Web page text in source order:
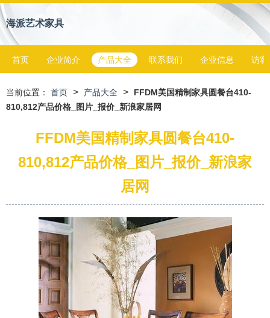
海派艺术家具
首页 企业简介 产品大全 联系我们 企业信息 访客
当前位置： 首页 > 产品大全 >
FFDM美国精制家具圆餐台410-
810,812产品价格_图片_报价_新浪家居网
FFDM美国精制家具圆餐台410-
810,812产品价格_图片_报价_新浪家
居网